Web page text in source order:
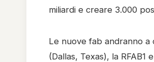
miliardi e creare 3.000
Le nuove fab andranno a
(Dallas, Texas), la